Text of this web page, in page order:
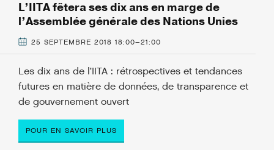
L’IITA fêtera ses dix ans en marge de
l’Assemblée générale des Nations Unies
25 SEPTEMBRE 2018 18:00–21:00
Les dix ans de l’IITA : rétrospectives et tendances
futures en matière de données, de transparence et
de gouvernement ouvert
POUR EN SAVOIR PLUS